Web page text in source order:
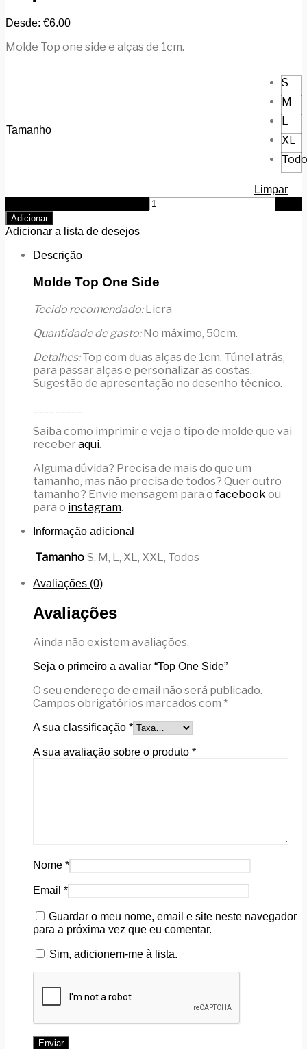
Desde: €6.00
Molde Top one side e alças de 1cm.
Tamanho
S
M
L
XL
Limpar
Adicionar
Adicionar a lista de desejos
Descrição
Molde Top One Side
Tecido recomendado:Licra
Quantidade de gasto:No máximo, 50cm.
Detalhes:Top com duas alças de 1cm. Túnel atrás,
para passar alças e personalizar as costas.
Sugestão de apresentação no desenho técnico.
Saiba como imprimir e veja o tipo de molde que vai
receberaqui.
Alguma dúvida? Precisa de mais do que um
tamanho, mas não precisa de todos? Quer outro
tamanho? Envie mensagem para ofacebook ou
para o instagram.
Informação adicional
Tamanho S, M, L, XL, XXL, Todos
Avaliações (0)
Avaliações
Ainda não existem avaliações.
Seja o primeiro a avaliar “Top One Side”
O seu endereço de email não será publicado.
Campos obrigatórios marcados com *
A sua classificação *
A sua avaliação sobre o produto *
Nome *
Email *
Guardar o meu nome, email e site neste navegador
para a próxima vez que eu comentar.
Sim, adicionem-me à lista.